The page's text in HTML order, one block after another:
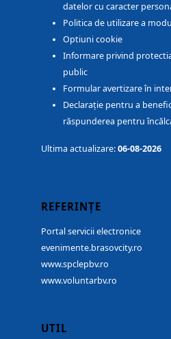
datelor cu caracter
Politica de utilizare a
Optiuni cookie
Informare privind
public
Formular avertizare în
Declarație pentru a
răspunderea pentru
Ultima actualizare:06-08-2026
REFERINȚE
Portal servicii electronice
evenimente.brasovcity.ro
www.spclepbv.ro
www.voluntarbv.ro
UTIL